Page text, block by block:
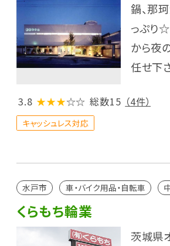
鍋、那
っぷり
から夜
任せ下
3.8 ★★★☆☆ 総数15 （4件）
キャッシュレス対応
水戸市 車・バイク用品・自転車
くらもち輪業
茨城県